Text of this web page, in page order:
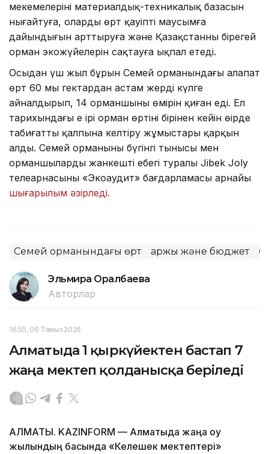
мекемелерінің материалдық-техникалық базасын
нығайтуға, олардың өрт қауіпті маусымға
дайындығын арттыруға және Қазақстанның бірегей
орман экожүйелерін сақтауға ықпал етеді.
Осыдан үш жыл бұрын Семей орманындағы алапат
өрт 60 мың гектардан астам жерді күлге
айналдырып, 14 орманшының өмірін қиған еді. Ел
тарихындағы ең ірі орман өртінің бірінен кейін өңірде
табиғатты қалпына келтіру жұмыстары қарқын
алды. Семей орманының бүгінгі тынысы мен
орманшылардың жанкешті еңбегі туралы Jibek Joly
телеарнасының «Экоаудит» бағдарламасы арнайы
шығарылым әзірледі.
Семей орманындағы өрт Қаржы және бюджет
Эльмира Оралбаева
Авторлар
16:55, 06 Тамыз 2026
Алматыда 1 қыркүйектен бастап 7
жаңа мектеп қолданысқа беріледі
АЛМАТЫ. KAZINFORM — Алматыда жаңа оқу
жылындың басында «Келешек мектептері»